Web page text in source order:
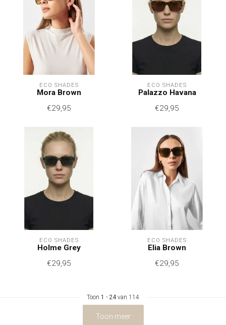
ECO SHADES
Mora Brown
€29,95
ECO SHADES
Palazzo Havana
€29,95
ECO SHADES
Holme Grey
€29,95
ECO SHADES
Elia Brown
€29,95
Toon 1 - 24van 114
Toon meer